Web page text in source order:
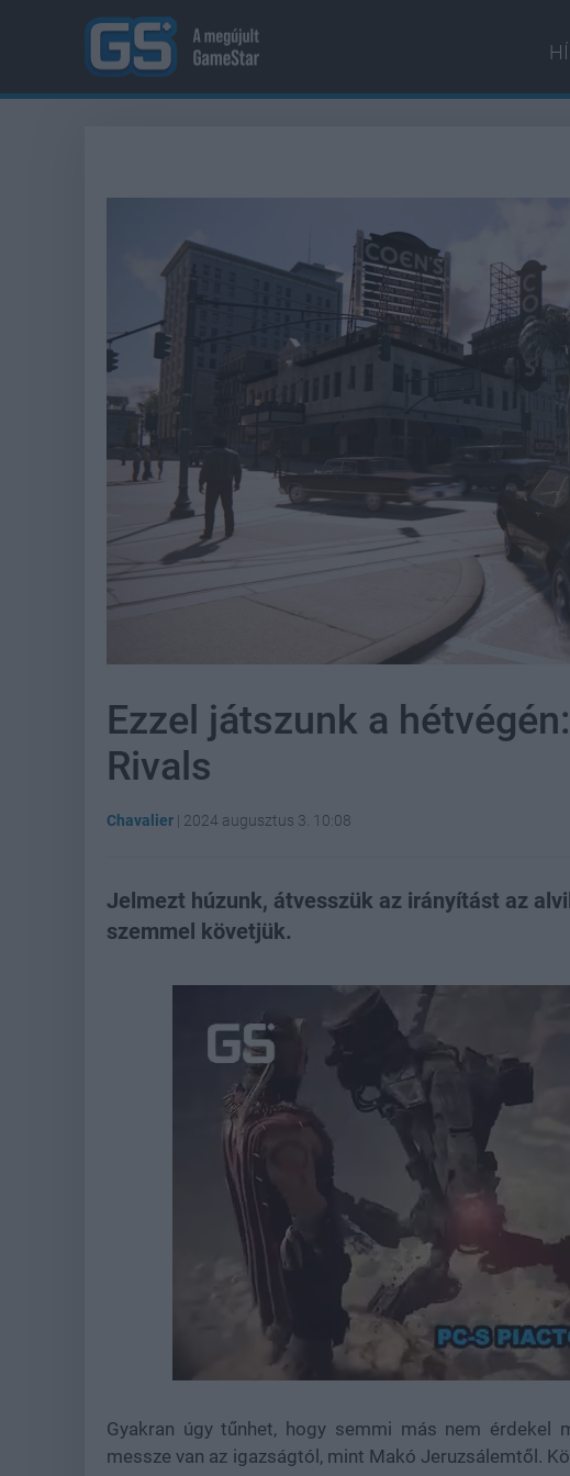
Ezzel játszunk a
Rivals
Chavalier | 2024 augusztus 3. 10:08
Jelmezt húzunk, átvesszük az irányítást az
szemmel követjük.
44.45%
Gyakran úgy tűnhet, hogy semmi más nem érdekel
messze van az igazságtól, mint Makó Jeruzsálemtől.